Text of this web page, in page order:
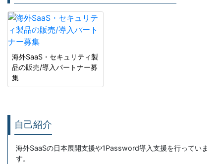
海外SaaS・セキュリティ製
品の販売/導入パートナー募
集
自己紹介
海外SaaSの日本展開支援や1Password導入支援を行っていま
す。